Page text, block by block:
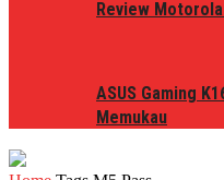
Review Motorola
ASUS Gaming
Memukau